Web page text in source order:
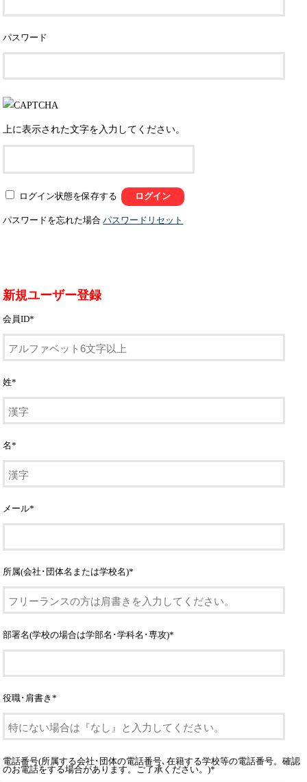
パスワード
上に表示された文字を入力してください。
ログイン状態を保存する
パスワードを忘れた場合パスワードリセット
新規ユーザー登録
会員ID*
姓*
名*
メール*
所属(会社･団体名または学校名)*
部署名(学校の場合は学部名･学科名･専攻)*
役職･肩書き*
電話番号(所属する会社･団体の電話番号､在籍する学校等の電話番号。確認
のお電話をする場合があります。ご了承ください。)*